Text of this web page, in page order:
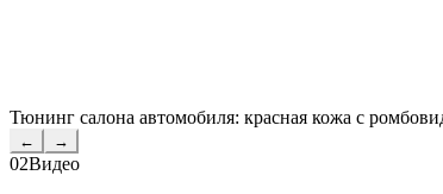
Тюнинг салона автомобиля: красная кожа с
← →
02Видео